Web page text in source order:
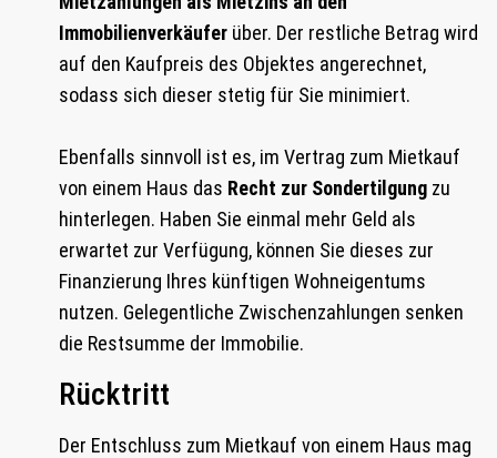
Immobilienverkäufer über. Der restliche Betrag wird
auf den Kaufpreis des Objektes angerechnet,
sodass sich dieser stetig für Sie minimiert.
Ebenfalls sinnvoll ist es, im Vertrag zum Mietkauf
von einem Haus das Recht zur Sondertilgungzu
hinterlegen. Haben Sie einmal mehr Geld als
erwartet zur Verfügung, können Sie dieses zur
Finanzierung Ihres künftigen Wohneigentums
nutzen. Gelegentliche Zwischenzahlungen senken
die Restsumme der Immobilie.
Rücktritt
Der Entschluss zum Mietkauf von einem Haus mag